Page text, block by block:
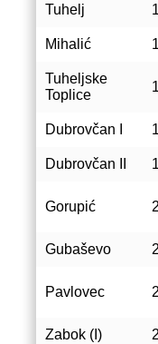
Tuhelj
Mihalić
Tuheljske
Toplice
Dubrovčan I
Dubrovčan II
Gorupić
Gubaševo
Pavlovec
Zabok (I)